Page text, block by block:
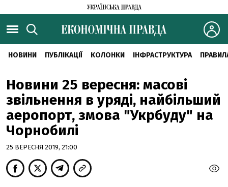
НОВИНИ ПУБЛІКАЦІЇ КОЛОНКИ ІНФРАСТРУКТУРА
Новини 25 вересня: масові
звільнення в уряді, найбільший
аеропорт, змова "Укрбуду" на
Чорнобилі
25 ВЕРЕСНЯ 2019, 21:00